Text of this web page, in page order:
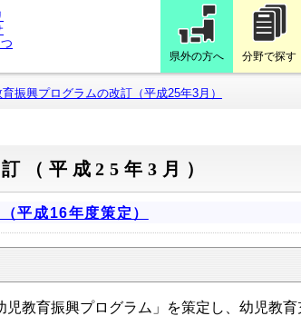
県外の方へ 分野で探す
振興プログラムの改訂（平成25年3月）
（平成25年3月）
平成16年度策定）
教育振興プログラム」を策定し、幼児教育